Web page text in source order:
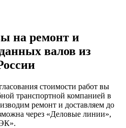
на ремонт и
валов из
стоимости работ вы
транспортной компанией в
ремонт и доставляем до
через «Деловые линии»,